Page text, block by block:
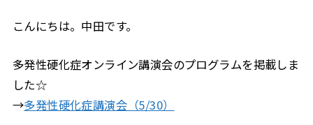
こんにちは。中田です。
多発性硬化症オンライン講演会のプログラムを掲載しま
した☆
→多発性硬化症講演会（5/30）